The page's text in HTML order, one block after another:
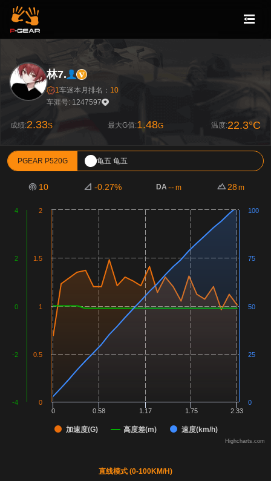
林7.
1车迷本月排名： 10
车涯号: 1247597
成绩:2.33S 最大G值:1.48G 温度:22.3°C
PGEAR P520G 龟五 龟五
10 -0.27% DA-- m 28 m
加速度(G) 高度差(m) 速度(km/h)
0 0.58 1.17 1.75 2.33
0
0.5
1
1.5
2
-4
-2
0
2
4
0
25
50
75
100
Highcharts.com
直线模式 (0-100KM/H)